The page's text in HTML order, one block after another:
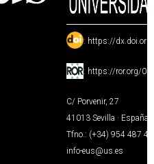
: https://
: https://ror.org/
C/ Porvenir, 27
41013 Sevilla · España
Tfno.: (+34) 954 487
info-eus@us.es